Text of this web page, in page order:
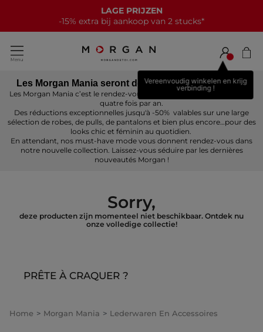
LAGE PRIJZEN
-15% extra bij aankoop van 2 stucks*
Vereenvoudig winkelen en krijg
verbinding !
Les Morgan Mania seront de retour prochainement !
Les Morgan Mania c’est le rendez-vous mode incontournable Morgan
quatre fois par an.
Des réductions exceptionnelles jusqu'à -50% valables sur une large
sélection de robes, de pulls, de pantalons et bien plus encore…pour des
looks chic et féminin au quotidien.
En attendant, nos must-have mode vous donnent rendez-vous dans
notre nouvelle collection. Laissez-vous séduire par les dernières
nouveautés Morgan !
Sorry,
deze producten zijn momenteel niet beschikbaar. Ontdek nu
onze volledige collectie!
PRÊTE À CRAQUER ?
Home Morgan Mania Lederwaren En Accessoires